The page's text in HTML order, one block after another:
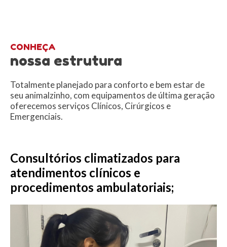
CONHEÇA
nossa estrutura
Totalmente planejado para conforto e bem estar de
seu animalzinho, com equipamentos de última geração
oferecemos serviços Clínicos, Cirúrgicos e
Emergenciais.
Consultórios climatizados para
atendimentos clínicos e
procedimentos ambulatoriais;